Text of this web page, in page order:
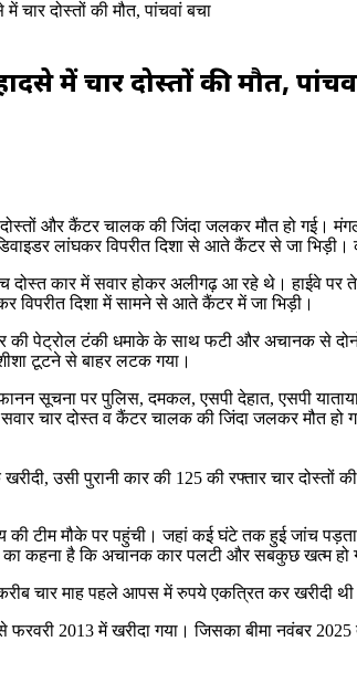
चार दोस्तों की मौत, पांचवां बचा
में चार दोस्तों की मौत,
दोस्तों और कैंटर चालक की जिंदा जलकर मौत हो
लांघकर विपरीत दिशा से आते कैंटर से जा भिड़ी।
कार में सवार होकर अलीगढ़ आ रहे थे। हाईवे पर
विपरीत दिशा में सामने से आते कैंटर में जा भिड़ी।
पेट्रोल टंकी धमाके के साथ फटी और अचानक से
टूटने से बाहर लटक गया।
सूचना पर पुलिस, दमकल, एसपी देहात, एसपी
चार दोस्त व कैंटर चालक की जिंदा जलकर मौत हो
उसी पुरानी कार की 125 की रफ्तार चार
की टीम मौके पर पहुंची। जहां कई घंटे तक हुई जांच
का कहना है कि अचानक कार पलटी और सबकुछ खत्म हो
चार माह पहले आपस में रुपये एकत्रित कर खरीदी
फरवरी 2013 में खरीदा गया। जिसका बीमा नवंबर